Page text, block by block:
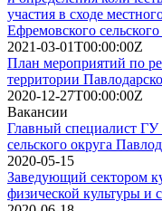
участия в сходе
Ефремовского
2021-03-01T00:00:00Z
План мероприятий по
территории
2020-12-27T00:00:00Z
Вакансии
Главный специалист
сельского округа
2020-05-15
Заведующий сектором
физической культуры и